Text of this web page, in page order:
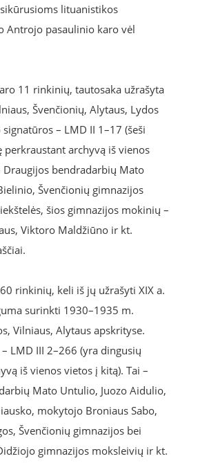
lituanistikos
Antrojo pasaulinio karo vėl
11 rinkinių, tautosaka užrašyta
Švenčionių, Alytaus, Lydos
– LMD II 1–17 (šeši
archyvą iš vienos
Draugijos bendradarbių Mato
Švenčionių gimnazijos
šios gimnazijos mokinių –
Viktoro Maldžiūno ir kt.
rinkinių, keli iš jų užrašyti XIX a.
surinkti 1930–1935 m.
Vilniaus, Alytaus apskrityse.
LMD III 2–266 (yra dingusių
iš vienos vietos į kitą). Tai –
Mato Untulio, Juozo Aidulio,
mokytojo Broniaus Sabo,
Švenčionių gimnazijos bei
gimnazijos moksleivių ir kt.